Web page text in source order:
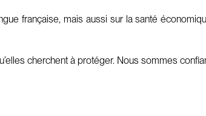
française, mais aussi sur la santé
cherchent à protéger. Nous sommes